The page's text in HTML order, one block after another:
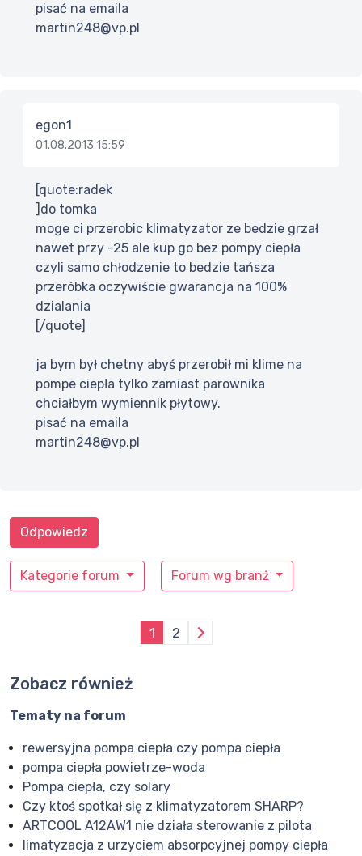
pisać na emaila
martin248@vp.pl
egon1
01.08.2013 15:59
[quote:radek
]do tomka
moge ci przerobic klimatyzator ze bedzie grzał
nawet przy -25 ale kup go bez pompy ciepła
czyli samo chłodzenie to bedzie tańsza
przeróbka oczywiście gwarancja na 100%
dzialania
[/quote]
ja bym był chetny abyś przerobił mi klime na
pompe ciepła tylko zamiast parownika
chciałbym wymiennik płytowy.
pisać na emaila
martin248@vp.pl
Kategorie forum Forum wg branż
Odpowiedz
1 2
Zobacz również
Tematy na forum
rewersyjna pompa ciepła czy pompa ciepła
pompa ciepła powietrze-woda
Pompa ciepła, czy solary
Czy ktoś spotkał się z klimatyzatorem SHARP?
ARTCOOL A12AW1 nie działa sterowanie z pilota
limatyzacja z urzyciem absorpcyjnej pompy ciepła